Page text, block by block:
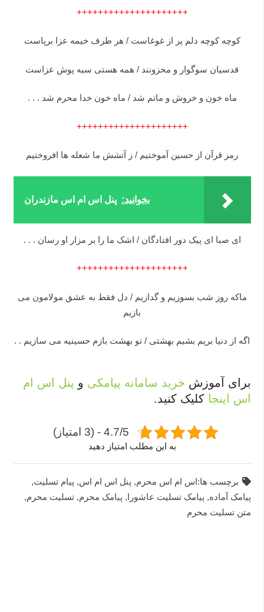
+++++++++++++++++++++
کوچه کوچه دلم پر از غوغاست / هر طرف خیمه عزا برپاست
قدسیان سوگوار و محزونند / همه هستى سیه پوش عزاست
ماه خون و خروش و ماتم شد / ماه خون خدا محرم شد . . .
+++++++++++++++++++++
رمز قرآن از حسین آموختیم / ز آتشش ما شعله ها افروختیم
بخوانید: پنل اس ام اس مازندران
ای صبا ای پیک دور افتادگان / اشک ما را بر مزار او رسان . . .
+++++++++++++++++++++
ماکه روز شب بسوزیم و گدازیم / دل فقط به عشق مولامون مى
بازیم
اگه از دنیا بریم بشیم بهشتى / تو بهشت بازم حسینیه مى سازیم . .
برای آموزش خرید سامانه پیامکی و پنل اس ام
اس
اینجا کلیک کنید.
4.7/5 - (3 امتیاز)
به این مطلب امتیاز دهید
برچسب ها: اس ام اس محرم, پنل اس ام اس, پیام تسلیت,
پیامک آماده, پیامک تسلیت عاشورا , پیامک محرم,تسلیت محرم,
متن تسلیت محرم